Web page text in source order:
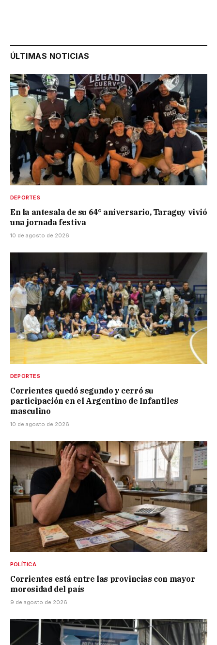
ÚLTIMAS NOTICIAS
DEPORTES
En la antesala de su 64° aniversario, Taraguy vivió
una jornada festiva
10 de agosto de 2026
DEPORTES
Corrientes quedó segundo y cerró su
participación en el Argentino de Infantiles
masculino
10 de agosto de 2026
POLÍTICA
Corrientes está entre las provincias con mayor
morosidad del país
9 de agosto de 2026